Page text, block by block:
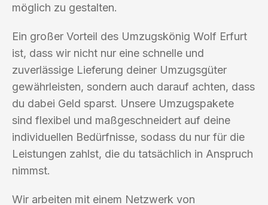
möglich zu gestalten.
Ein großer Vorteil des Umzugskönig Wolf Erfurt
ist, dass wir nicht nur eine schnelle und
zuverlässige Lieferung deiner Umzugsgüter
gewährleisten, sondern auch darauf achten, dass
du dabei Geld sparst. Unsere Umzugspakete
sind flexibel und maßgeschneidert auf deine
individuellen Bedürfnisse, sodass du nur für die
Leistungen zahlst, die du tatsächlich in Anspruch
nimmst.
Wir arbeiten mit einem Netzwerk von